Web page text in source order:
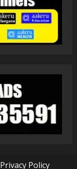
Privacy Policy